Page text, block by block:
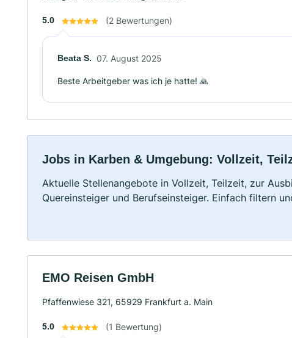
5.0 (2 Bewertungen)
Beata S. 07. August 2025
Beste Arbeitgeber was ich je hatte! 🙏
Jobs in Karben & Umgebung: Vollzeit,
Aktuelle Stellenangebote in Vollzeit, Teilzeit, zur
Quereinsteiger und Berufseinsteiger. Einfach filtern
EMO Reisen GmbH
Pfaffenwiese 321, 65929 Frankfurt a. Main
5.0 (1 Bewertung)